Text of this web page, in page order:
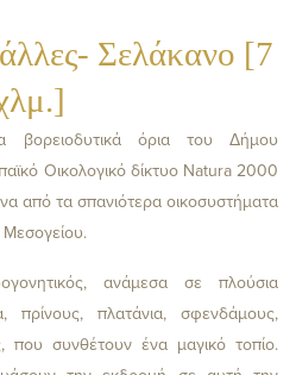
Σελάκανο [7
όρια του Δήμου
Οικολογικό δίκτυο Natura 2000
από τα σπανιότερα οικοσυστήματα
ανάμεσα σε πλούσια
πλατάνια, σφενδάμους,
που συνθέτουν ένα μαγικό τοπίο.